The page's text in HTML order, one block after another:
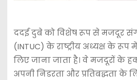
ददई दुबे को विशेष रूप से मजदूर
(INTUC) के राष्ट्रीय अध्यक्ष के
लिए जाना जाता है। वे मजदूरों के
अपनी निडरता और प्रतिबद्धता के